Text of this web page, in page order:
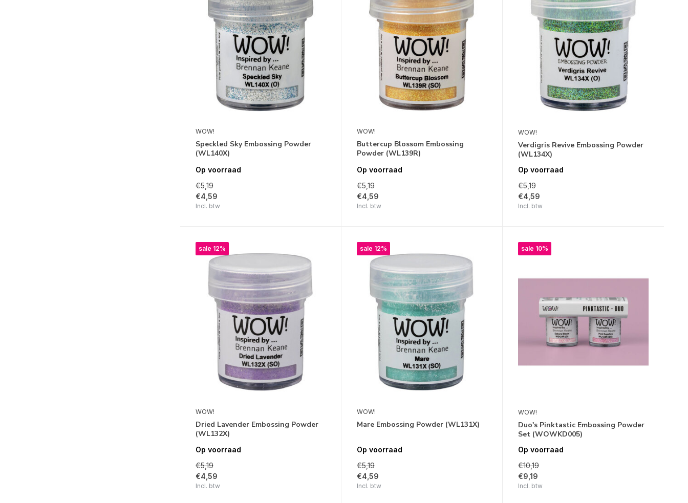
WOW!
Speckled Sky Embossing Powder
(WL140X)
Op voorraad
€5,19
€4,59
Incl. btw
WOW!
Buttercup Blossom Embossing
Powder (WL139R)
Op voorraad
€5,19
€4,59
Incl. btw
WOW!
Verdigris Revive Embossing Powder
(WL134X)
Op voorraad
€5,19
€4,59
Incl. btw
sale 12%
WOW!
Dried Lavender Embossing Powder
(WL132X)
Op voorraad
€5,19
€4,59
Incl. btw
sale 12%
WOW!
Mare Embossing Powder (WL131X)
Op voorraad
€5,19
€4,59
Incl. btw
sale 10%
WOW!
Duo's Pinktastic Embossing Powder
Set (WOWKD005)
Op voorraad
€10,19
€9,19
Incl. btw